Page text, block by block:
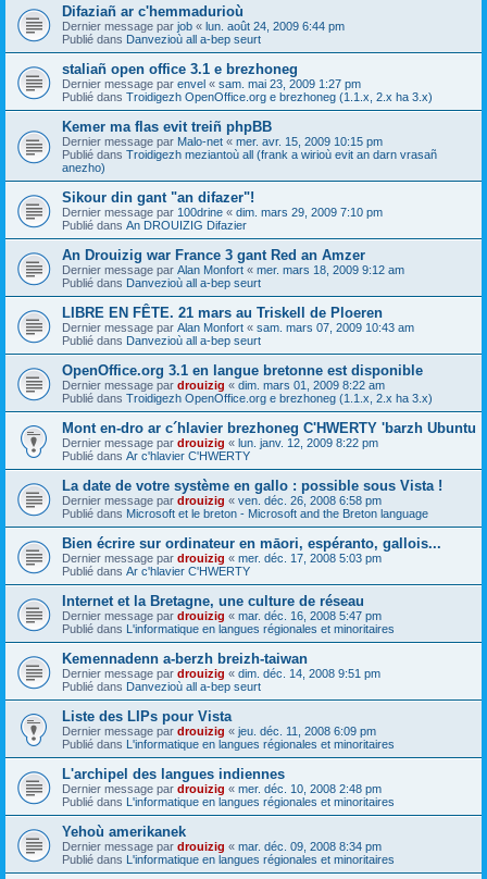
Difaziañ ar c'hemmadurioù
Dernier message par job « lun. août 24, 2009 6:44 pm
Publié dans Danvezioù all a-bep seurt
staliañ open office 3.1 e brezhoneg
Dernier message par envel « sam. mai 23, 2009 1:27 pm
Publié dans Troidigezh OpenOffice.org e brezhoneg (1.1.x, 2.x ha 3.x)
Kemer ma flas evit treiñ phpBB
Dernier message par Malo-net « mer. avr. 15, 2009 10:15 pm
Publié dans Troidigezh meziantoù all (frank a wirioù evit an darn vrasañ
anezho)
Sikour din gant "an difazer"!
Dernier message par 100drine « dim. mars 29, 2009 7:10 pm
Publié dans An DROUIZIG Difazier
An Drouizig war France 3 gant Red an Amzer
Dernier message par Alan Monfort « mer. mars 18, 2009 9:12 am
Publié dans Danvezioù all a-bep seurt
LIBRE EN FÊTE. 21 mars au Triskell de Ploeren
Dernier message par Alan Monfort « sam. mars 07, 2009 10:43 am
Publié dans Danvezioù all a-bep seurt
OpenOffice.org 3.1 en langue bretonne est disponible
Dernier message par drouizig « dim. mars 01, 2009 8:22 am
Publié dans Troidigezh OpenOffice.org e brezhoneg (1.1.x, 2.x ha 3.x)
Mont en-dro ar c´hlavier brezhoneg C'HWERTY 'barzh Ubuntu
Dernier message par drouizig « lun. janv. 12, 2009 8:22 pm
Publié dans Ar c'hlavier C'HWERTY
La date de votre système en gallo : possible sous Vista !
Dernier message par drouizig « ven. déc. 26, 2008 6:58 pm
Publié dans Microsoft et le breton - Microsoft and the Breton language
Bien écrire sur ordinateur en māori, espéranto, gallois...
Dernier message par drouizig « mer. déc. 17, 2008 5:03 pm
Publié dans Ar c'hlavier C'HWERTY
Internet et la Bretagne, une culture de réseau
Dernier message par drouizig « mar. déc. 16, 2008 5:47 pm
Publié dans L'informatique en langues régionales et minoritaires
Kemennadenn a-berzh breizh-taiwan
Dernier message par drouizig « dim. déc. 14, 2008 9:51 pm
Publié dans Danvezioù all a-bep seurt
Liste des LIPs pour Vista
Dernier message par drouizig « jeu. déc. 11, 2008 6:09 pm
Publié dans L'informatique en langues régionales et minoritaires
L'archipel des langues indiennes
Dernier message par drouizig « mer. déc. 10, 2008 2:48 pm
Publié dans L'informatique en langues régionales et minoritaires
Yehoù amerikanek
Dernier message par drouizig « mar. déc. 09, 2008 8:34 pm
Publié dans L'informatique en langues régionales et minoritaires